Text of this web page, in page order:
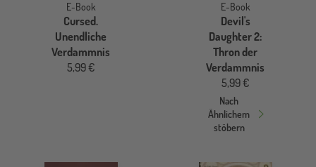
E-Book
Cursed.
Unendliche
Verdammnis
5,99 €
E-Book
Devil's
Daughter 2:
Thron der
Verdammnis
5,99 €
Nach
Ähnlichem
stöbern